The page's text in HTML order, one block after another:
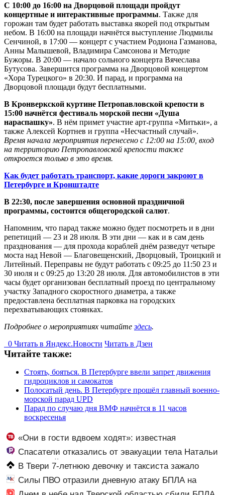
С 10:00 до 16:00 на Дворцовой площади пройдут
концертные и интерактивные программы. Также для
горожан там будет работать выставка якорей под открытым
небом. В 16:00 на площади начнётся выступление Людмилы
Сенчиной, в 17:00 — концерт с участием Родиона Газманова,
Анны Малышевой, Владимира Самсонова и Методие
Бужоры. В 20:00 — начало сольного концерта Вячеслава
Бутусова. Завершится программа на Дворцовой концертом
«Хора Турецкого» в 20:30. И парад, и программа на
Дворцовой площади будут бесплатными.
В Кронверкской куртине Петропавловской крепости в
15:00 начнётся фестиваль морской песни «Душа
нараспашку». В нём примет участие арт-группа «Митьки», а
также Алексей Кортнев и группа «Несчастный случай».
Время начала мероприятия перенесено с 12:00 на 15:00, вход
на территорию Петропавловской крепости также
откроется только в это время.
Как будет работать транспорт, какие дороги закроют в
Петербурге и Кронштадте
В 22:30, после завершения основной праздничной
программы, состоится общегородской салют.
Напомним, что парад также можно будет посмотреть и в дни
репетиций — 23 и 28 июля. В эти дни — как и в сам день
празднования — для прохода кораблей днём разведут четыре
моста над Невой — Благовещенский, Дворцовый, Троицкий и
Литейный. Переправы не будут работать с 09:25 до 11:50 23 и
30 июля и с 09:25 до 13:20 28 июля. Для автомобилистов в эти
часы будет организован бесплатный проезд по центральному
участку Западного скоростного диаметра, а также
предоставлена бесплатная парковка на городских
перехватывающих стоянках.
Подробнее о мероприятиях читайтездесь.
0 Читать в Яндекс.Новости Читать в Дзен
Читайте также:
Стоять, бояться. В Петербурге ввели запрет движения
гидроциклов и самокатов
Полосатый день. В Петербурге прошёл главный военно-
морской парад UPD
Парад по случаю дня ВМФ начнётся в 11 часов
воскресенья
«Они в гости вдвоем ходят»: известная
журналистка подтвердила роман Бондарчука и
Исаковой
Спасатели отказались от эвакуации тела Натальи
Наговицыной с семитысячника
В Твери 7-летнюю девочку и таксиста зажало
дверью автомобиля – Новости Твери и городов
Тверской области сегодня - Afanasy.biz – Тверские
Силы ПВО отразили дневную атаку БПЛА на
Рязанскую область